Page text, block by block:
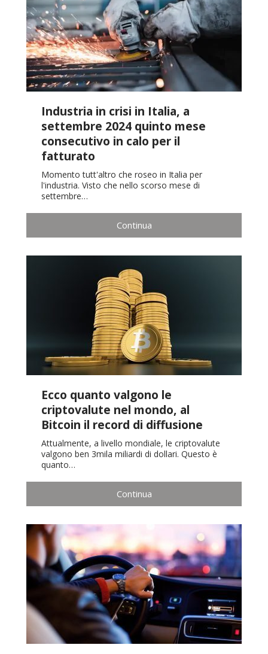
Industria in crisi in Italia, a
settembre 2024 quinto mese
consecutivo in calo per il
fatturato
Momento tutt'altro che roseo in Italia per
l'industria. Visto che nello scorso mese di
settembre…
Continua
Ecco quanto valgono le
criptovalute nel mondo, al
Bitcoin il record di diffusione
Attualmente, a livello mondiale, le criptovalute
valgono ben 3mila miliardi di dollari. Questo è
quanto…
Continua